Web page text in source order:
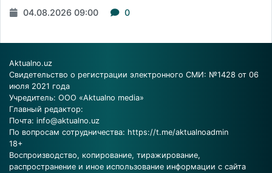
04.08.2026 09:00 0
Aktualno.uz
Свидетельство о регистрации электронного СМИ: №1428 от 06
июля 2021 года
Учредитель: ООО «Aktualno media»
Главный редактор:
Почта: info@aktualno.uz
По вопросам сотрудничества: https://t.me/aktualnoadmin
18+
Воспроизводство, копирование, тиражирование,
распространение и иное использование информации с сайта